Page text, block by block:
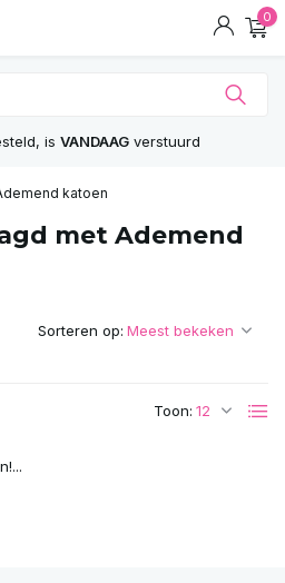
0
is VANDAAGverstuurd
katoen
met Ademend
Toon:
Sorteren op: